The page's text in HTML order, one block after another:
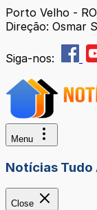
Porto Velho -
Direção: Osmar
Siga-nos:
Menu
Notícias Tudo
Close